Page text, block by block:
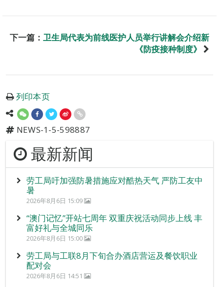
下一篇： 卫生局代表为前线医护人员举行讲解会介绍新
《防疫接种制度》
列印本页
NEWS-1-5-598887
最新新闻
劳工局吁加强防暑措施应对酷热天气 严防工友中
暑
2026年8月6日 15:09
“澳门记忆”开站七周年 双重庆祝活动同步上线 丰
富好礼与全城同乐
2026年8月6日 15:00
劳工局与工联8月下旬合办酒店营运及餐饮职业
配对会
2026年8月6日 14:51